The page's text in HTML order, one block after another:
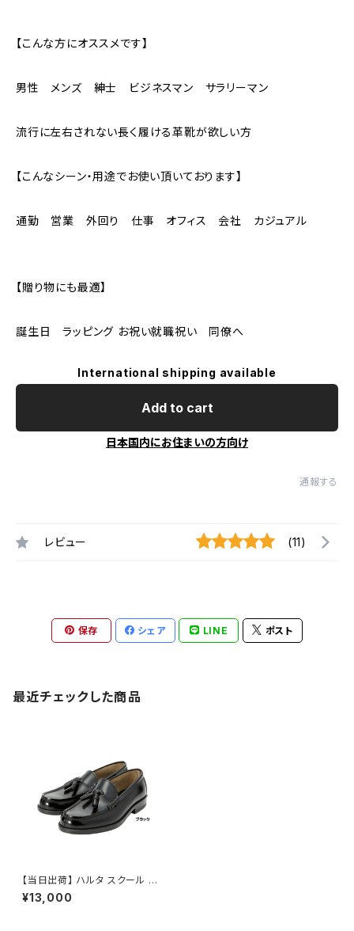
【こんな方にオススメです】
男性 メンズ 紳士 ビジネスマン サラリーマン
流行に左右されない長く履ける革靴が欲しい方
【こんなシーン・用途でお使い頂いております】
通勤 営業 外回り 仕事 オフィス 会社 カジュアル
【贈り物にも最適】
誕生日 ラッピング お祝い就職祝い 同僚へ
International shipping available
Add to cart
日本国内にお住まいの方向け
通報する
レビュー (11)
保存 シェア LINE ポスト
最近チェックした商品
【当日出荷】 ハルタ スクール H
ARUTA タッセルローファー #9
07 メンズ 紳士 ブラック 黒 3E
¥13,000